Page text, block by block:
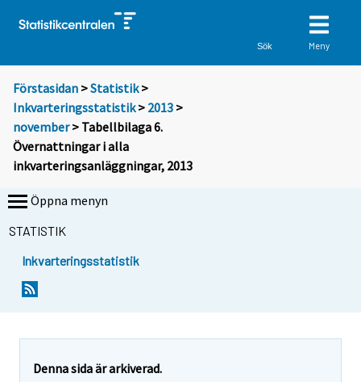
Sök Meny
Förstasidan >Statistik >
Inkvarteringsstatistik> 2013 >
november> Tabellbilaga 6.
Övernattningar i alla
inkvarteringsanläggningar, 2013
Öppna menyn
STATISTIK
Inkvarteringsstatistik
Denna sida är arkiverad.